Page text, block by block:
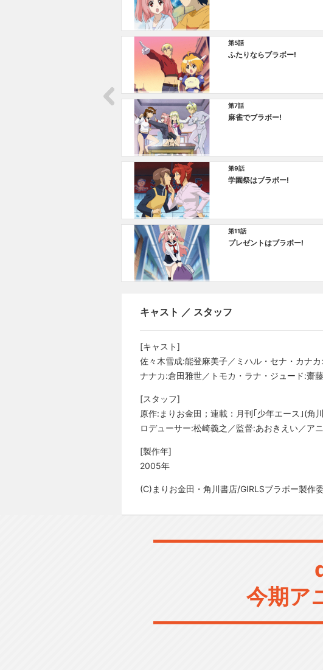
第5話
ふたりならブラボー!
第7話
麻雀でブラボー!
第9話
学園祭はブラボー!
第11話
プレゼントはブラボー!
キャスト ／ スタッフ
[キャスト]
佐々木雪成:能登麻美子／ミハル・セナ・カナ
ナナカ:倉田雅世／トモカ・ラナ・ジュード:齋
[スタッフ]
原作:まりお金田；連載：月刊｢少年エース｣(角
ロデューサー:松崎義之／監督:あおきえい／ア
[製作年]
2005年
(C)まりお金田・角川書店/GIRLSブラボー製作
今期ア